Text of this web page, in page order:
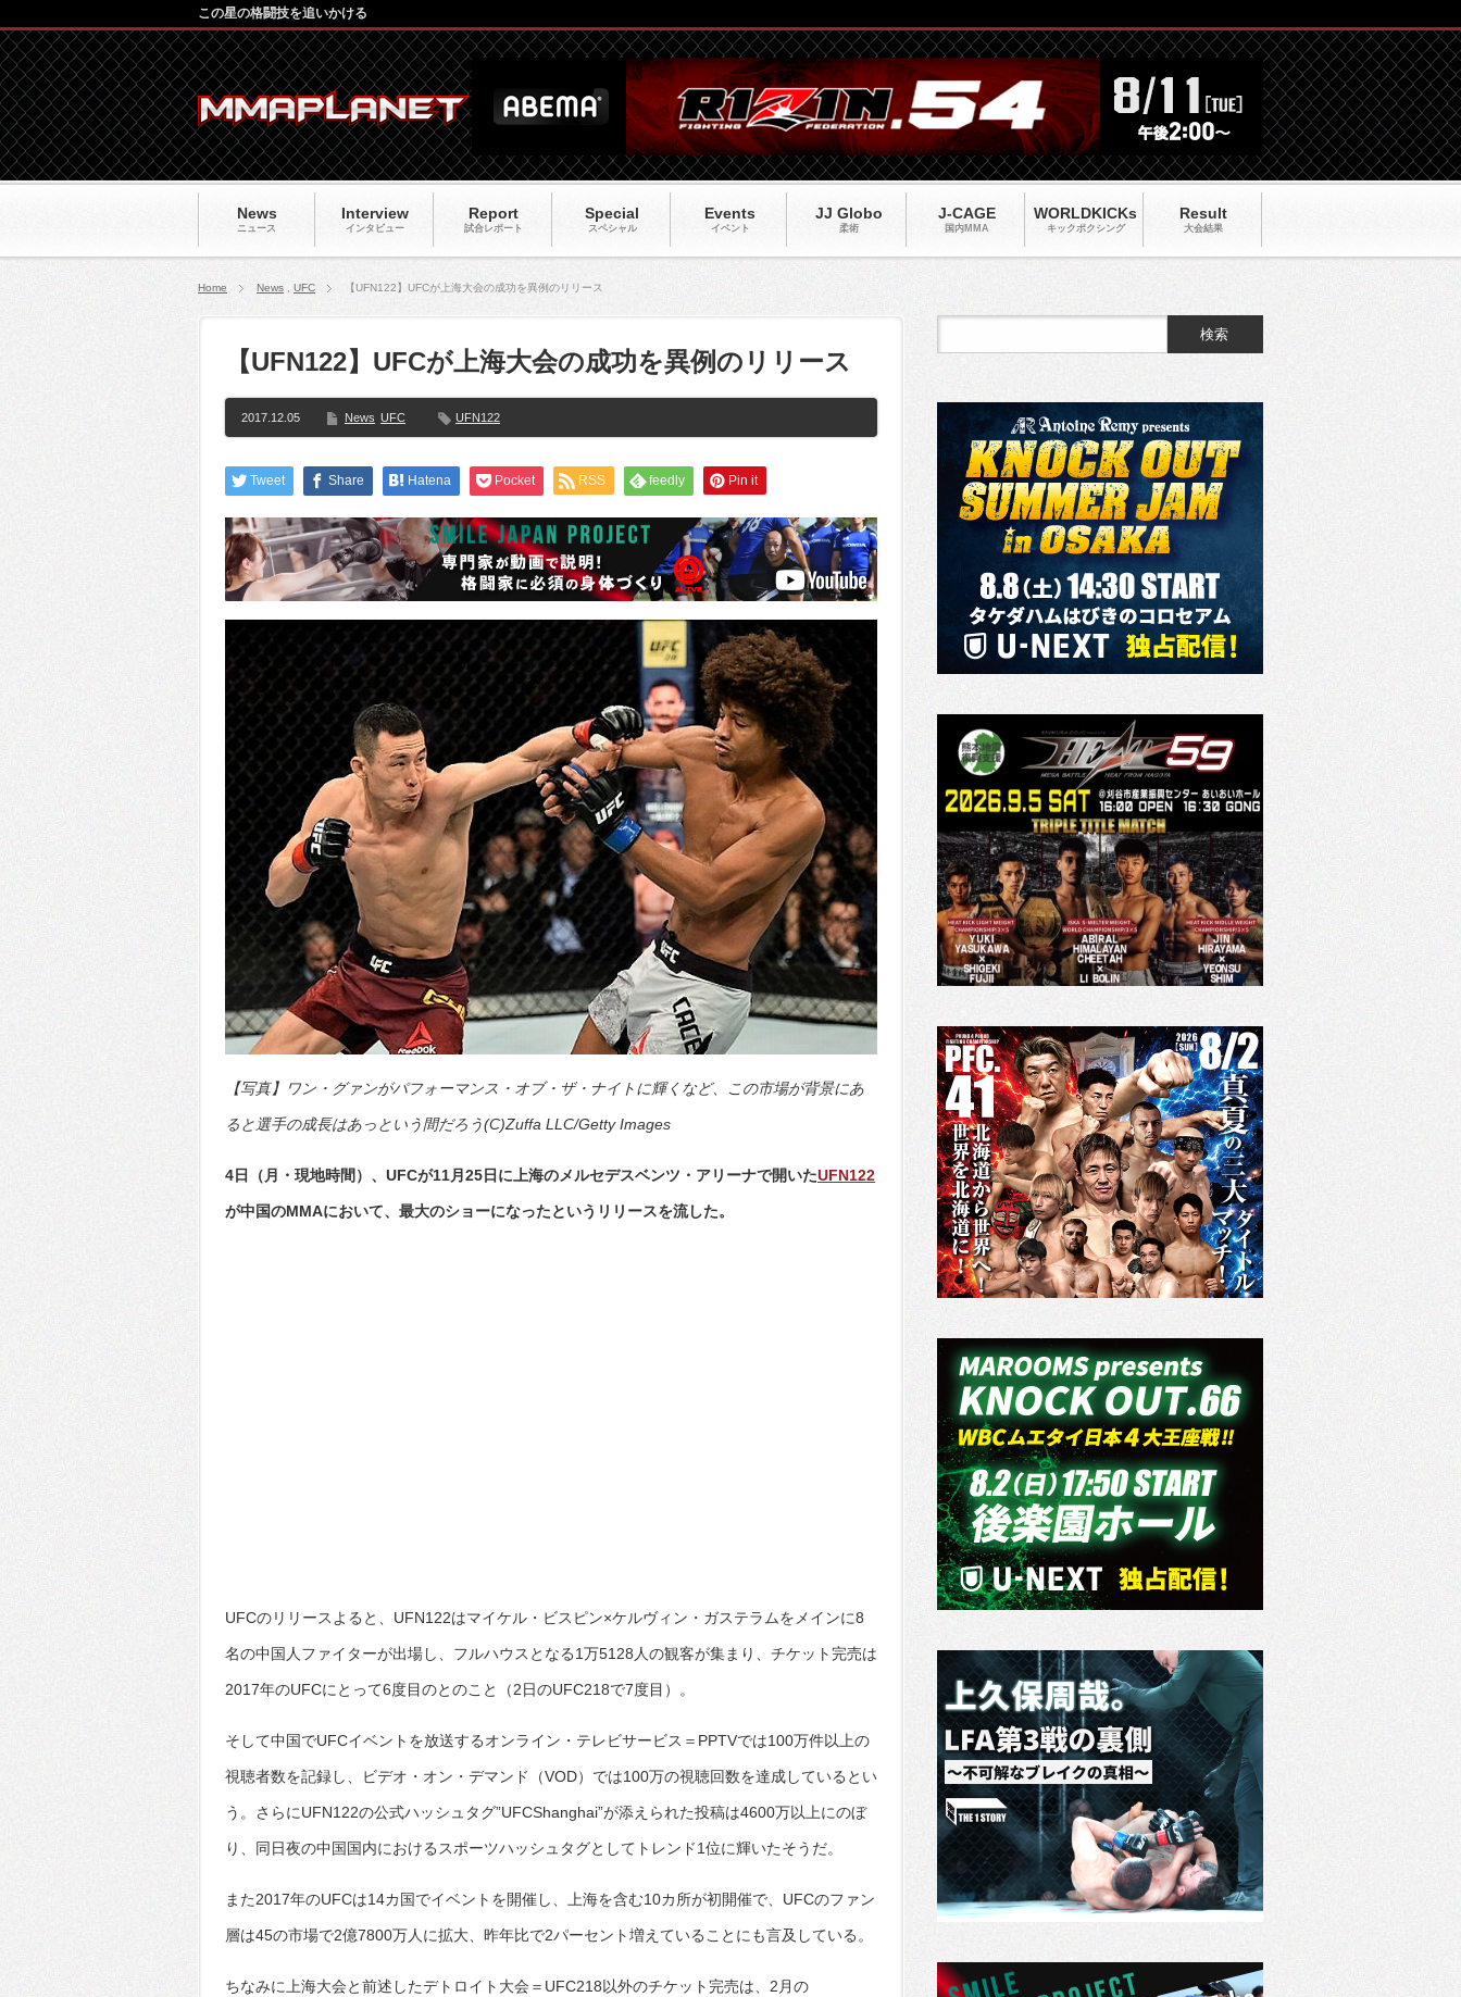
News
ニュース
Interview
インタビュー
Report
試合レポート
Special
スペシャル
Events
イベント
JJ Globo
柔術
J-CAGE
国内MMA
WORLDKICKs
キックポクシング
Result
大会結果
この星の格闘技を追いかける
Home News UFC 【UFN122】UFCが上海大会の成功を異例のリリース
【UFN122】UFCが上海大会の成功を異例のリリース
2017.12.05 News UFC UFN122
Tweet Share Hatena Pocket RSS feedly Pin it
【写真】ワン・グァンがパフォーマンス・オブ・ザ・ナイトに輝くなど、この市場が背景にあ
ると選手の成長はあっという間だろう(C)Zuffa LLC/Getty Images
4日（月・現地時間）、UFCが11月25日に上海のメルセデスベンツ・アリーナで開いたUFN122
が中国のMMAにおいて、最大のショーになったというリリースを流した。
UFCのリリースよると、UFN122はマイケル・ビスピン×ケルヴィン・ガステラムをメインに8
名の中国人ファイターが出場し、フルハウスとなる1万5128人の観客が集まり、チケット完売は
2017年のUFCにとって6度目のとのこと（2日のUFC218で7度目）。
そして中国でUFCイベントを放送するオンライン・テレビサービス＝PPTVでは100万件以上の
視聴者数を記録し、ビデオ・オン・デマンド（VOD）では100万の視聴回数を達成しているとい
う。さらにUFN122の公式ハッシュタグ”UFCShanghai”が添えられた投稿は4600万以上にのぼ
り、同日夜の中国国内におけるスポーツハッシュタグとしてトレンド1位に輝いたそうだ。
また2017年のUFCは14カ国でイベントを開催し、上海を含む10カ所が初開催で、UFCのファン
層は45の市場で2億7800万人に拡大、昨年比で2パーセント増えていることにも言及している。
ちなみに上海大会と前述したデトロイト大会＝UFC218以外のチケット完売は、2月の